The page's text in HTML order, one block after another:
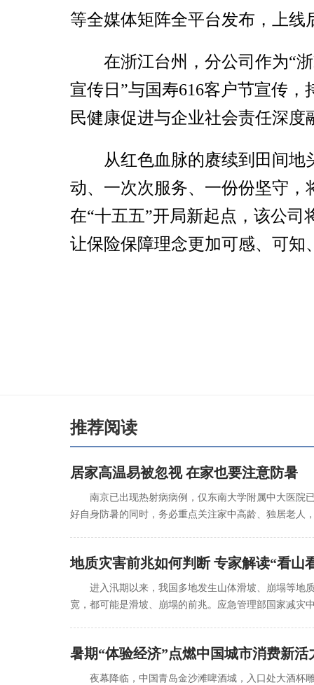
等全媒体矩阵全平台发布，上线
在浙江台州，分公司作为“
宣传日”与国寿616客户节宣传
民健康促进与企业社会责任深度
从红色血脉的赓续到田间
动、一次次服务、一份份坚守，
在“十五五”开局新起点，该公
让保险保障理念更加可感、可
推荐阅读
居家高温易被忽视 在家也要注意防暑
南京已出现热射病病例，仅东南大学附属中大医院
好自身防暑的同时，务必重点关注家中高龄、独居老人
地质灾害前兆如何判断 专家解读“看山
进入汛期以来，我国多地发生山体滑坡、崩塌等地
宽，都可能是滑坡、崩塌的前兆。应急管理部国家减
暑期“体验经济”点燃中国城市消费新活
夜幕降临，中国青岛金沙滩啤酒城，入口处大酒杯